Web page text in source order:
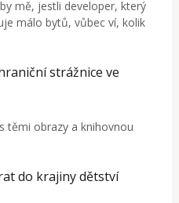
mě, jestli developer, který
málo bytů, vůbec ví, kolik
strážnice ve
těmi obrazy a knihovnou
do krajiny dětství